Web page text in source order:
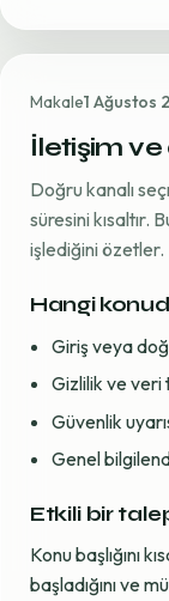
Makale1 Ağustos
İletişim
Doğru kanalı
süresini kısaltır.
işlediğini özetler.
Hangi
Giriş veya
Gizlilik ve veri
Güvenlik
Genel
Etkili bir
Konu başlığını
başladığını ve